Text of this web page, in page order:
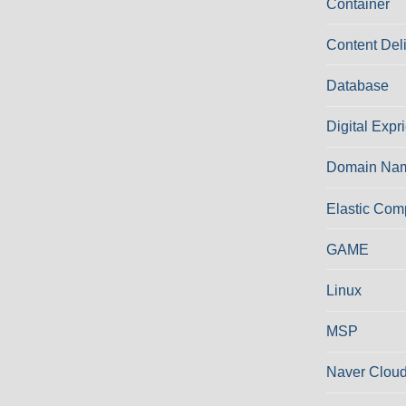
Container
Content
Database
Digital
Domain
Elastic
GAME
Linux
MSP
Naver